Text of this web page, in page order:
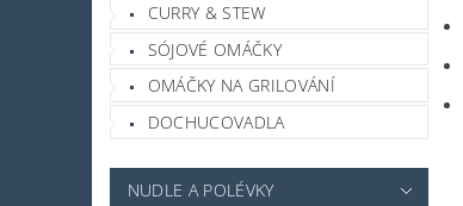
CURRY & STEW
SÓJOVÉ OMÁČKY
OMÁČKY NA GRILOVÁNÍ
DOCHUCOVADLA
NUDLE A POLÉVKY